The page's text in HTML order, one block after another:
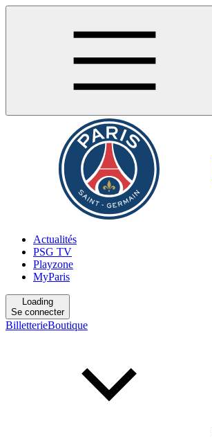
Actualités
PSG TV
Playzone
MyParis
Loading
Se connecter
BilletterieBoutique